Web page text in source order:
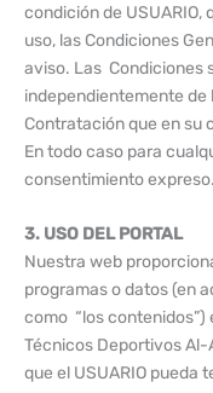
condición de
uso, las Condiciones
aviso. Las Condiciones
independientemente de
Contratación que en su
En todo caso para
consentimiento expreso.
3. USO DEL PORTAL
Nuestra web
programas o datos (en
como “los
Técnicos Deportivos Al-
que el USUARIO pueda